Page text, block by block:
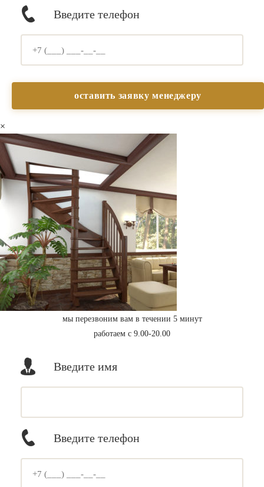
Введите телефон
×
мы перезвоним вам в течении 5 минут
работаем с 9.00-20.00
Введите имя
Введите телефон